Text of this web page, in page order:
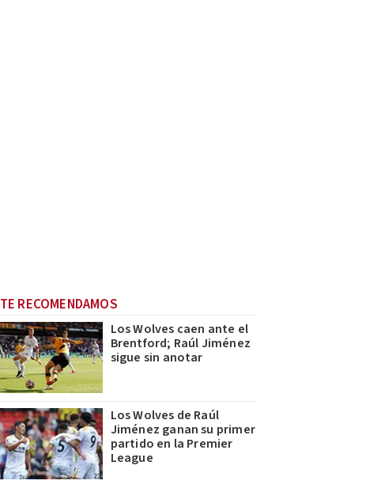
TE RECOMENDAMOS
Los Wolves caen ante el
Brentford; Raúl Jiménez
sigue sin anotar
Los Wolves de Raúl
Jiménez ganan su primer
partido en la Premier
League